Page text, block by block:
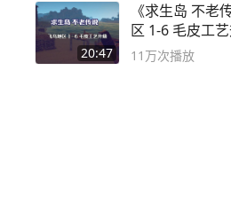
20:47
《求生岛 不老
区 1-6 毛皮工
主机大作
11万次播放